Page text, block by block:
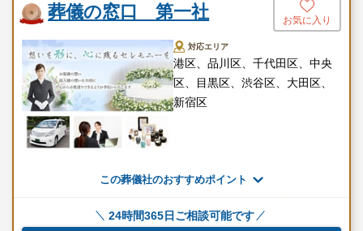
葬儀の窓口 第一社 お気に入り
対応エリア
港区、品川区、千代田区、中央
区、目黒区、渋谷区、大田区、
新宿区
この葬儀社のおすすめポイント
24時間365日ご相談可能です